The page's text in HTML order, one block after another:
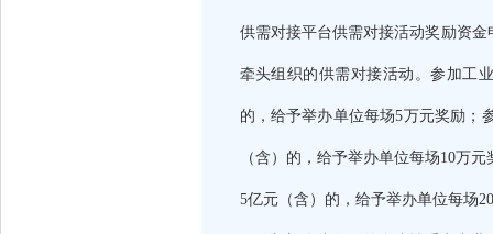
供需对接平台供需对接活动奖励资
牵头组织的供需对接活动。参加工
的，给予举办单位每场5万元奖励；
（含）的，给予举办单位每场10万
5亿元（含）的，给予举办单位每场